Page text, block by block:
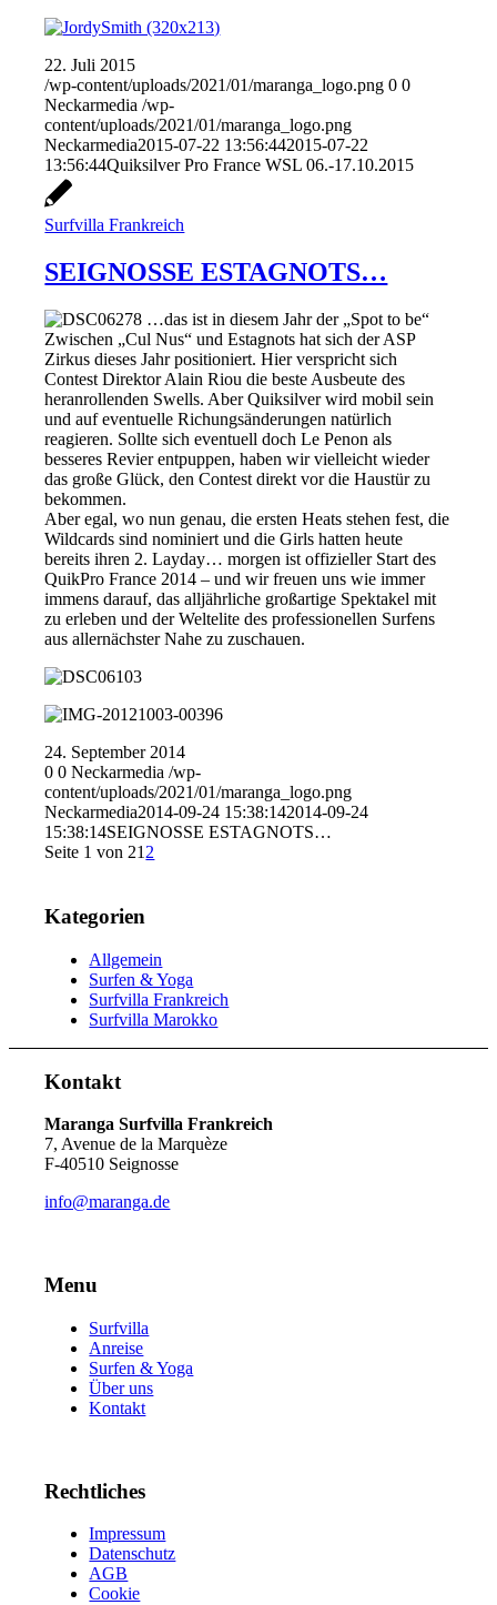
22. Juli 2015
/wp-content/uploads/2021/01/maranga_logo.png 0 0
Neckarmedia /wp-
content/uploads/2021/01/maranga_logo.png
Neckarmedia2015-07-22 13:56:442015-07-22
13:56:44Quiksilver Pro France WSL 06.-17.10.2015
Surfvilla Frankreich
SEIGNOSSE ESTAGNOTS…
…das ist in diesem Jahr der „Spot to be“
Zwischen „Cul Nus“ und Estagnots hat sich der ASP
Zirkus dieses Jahr positioniert. Hier verspricht sich
Contest Direktor Alain Riou die beste Ausbeute des
heranrollenden Swells. Aber Quiksilver wird mobil sein
und auf eventuelle Richungsänderungen natürlich
reagieren. Sollte sich eventuell doch Le Penon als
besseres Revier entpuppen, haben wir vielleicht wieder
das große Glück, den Contest direkt vor die Haustür zu
bekommen.
Aber egal, wo nun genau, die ersten Heats stehen fest, die
Wildcards sind nominiert und die Girls hatten heute
bereits ihren 2. Layday… morgen ist offizieller Start des
QuikPro France 2014 – und wir freuen uns wie immer
immens darauf, das alljährliche großartige Spektakel mit
zu erleben und der Weltelite des professionellen Surfens
aus allernächster Nahe zu zuschauen.
24. September 2014
0 0 Neckarmedia /wp-
content/uploads/2021/01/maranga_logo.png
Neckarmedia2014-09-24 15:38:142014-09-24
15:38:14SEIGNOSSE ESTAGNOTS…
Seite 1 von 21 2
Kategorien
Allgemein
Surfen & Yoga
Surfvilla Frankreich
Surfvilla Marokko
Kontakt
Maranga Surfvilla Frankreich
7, Avenue de la Marquèze
F-40510 Seignosse
info@maranga.de
Menu
Surfvilla
Anreise
Surfen & Yoga
Über uns
Kontakt
Rechtliches
Impressum
Datenschutz
AGB
Cookie